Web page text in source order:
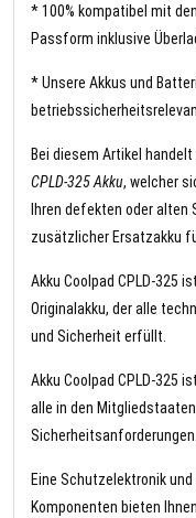
* 100% kompatibel mit
Passform inklusive
* Unsere Akkus und
Bei diesem Artikel
CPLD-325 Akku, welcher
Ihren defekten oder alten
zusätzlicher Ersatzakku
Akku Coolpad CPLD-325
Originalakku, der alle
und Sicherheit erfüllt.
Akku Coolpad CPLD-325
alle in den
Sicherheitsanforderungen.
Eine Schutzelektronik
Komponenten bieten